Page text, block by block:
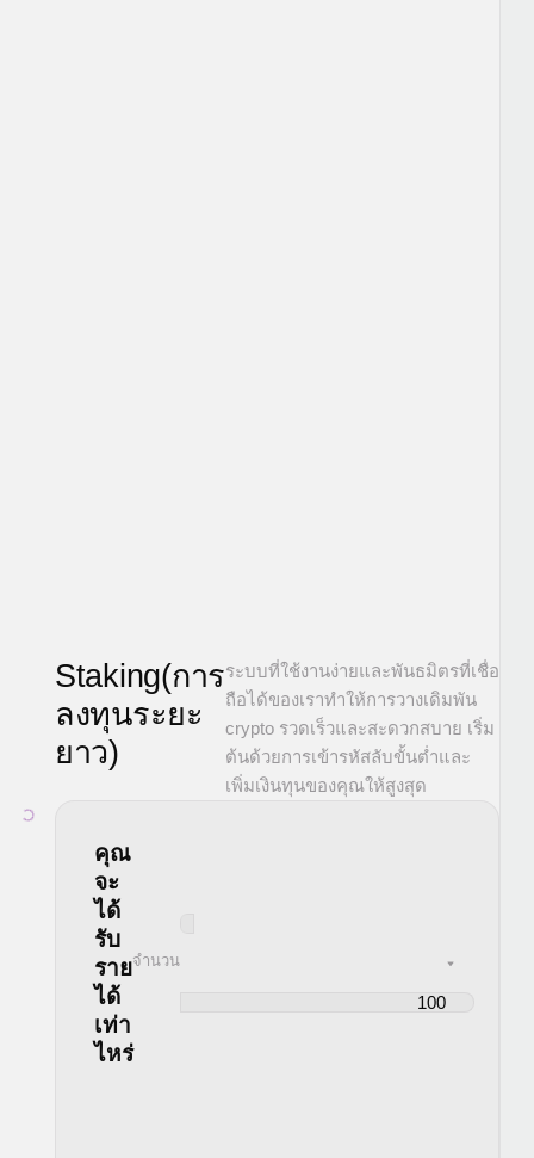
Staking(การ
ลงทุนระยะ
ยาว)
ระบบที่ใช้งานง่ายและพันธมิตรที่เชื่อ
ถือได้ของเราทำให้การวางเดิมพัน
crypto รวดเร็วและสะดวกสบาย เริ่ม
ต้นด้วยการเข้ารหัสลับขั้นต่ำและ
เพิ่มเงินทุนของคุณให้สูงสุด
คุณ
จะ
ได้
รับ
ราย
ได้
เท่า
ไหร่
จำนวน